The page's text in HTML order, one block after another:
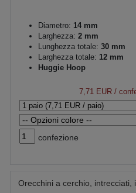
Diametro: 14 mm
Larghezza: 2 mm
Lunghezza totale: 30 mm
Larghezza totale: 12 mm
Huggie Hoop
7,71 EUR /
confezione
Orecchini a cerchio, intrecciati,